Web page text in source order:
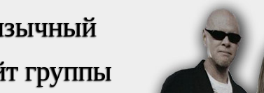
группы